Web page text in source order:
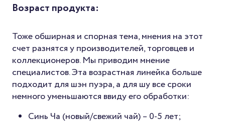
Возраст продукта:
Тоже обширная и спорная тема, мнения на этот
счет разнятся у производителей, торговцев и
коллекционеров. Мы приводим мнение
специалистов. Эта возрастная линейка больше
подходит для шэн пуэра, а для шу все сроки
немного уменьшаются ввиду его обработки:
Синь Ча (новый/свежий чай) – 0-5 лет;